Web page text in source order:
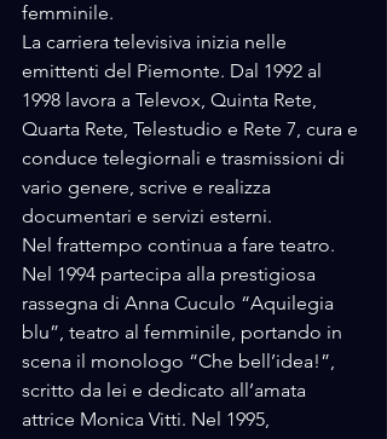
femminile.
La carriera televisiva inizia nelle
emittenti del Piemonte. Dal 1992 al
1998 lavora a Televox, Quinta Rete,
Quarta Rete, Telestudio e Rete 7, cura e
conduce telegiornali e trasmissioni di
vario genere, scrive e realizza
documentari e servizi esterni.
Nel frattempo continua a fare teatro.
Nel 1994 partecipa alla prestigiosa
rassegna di Anna Cuculo “Aquilegia
blu”, teatro al femminile, portando in
scena il monologo “Che bell’idea!”,
scritto da lei e dedicato all’amata
attrice Monica Vitti. Nel 1995,